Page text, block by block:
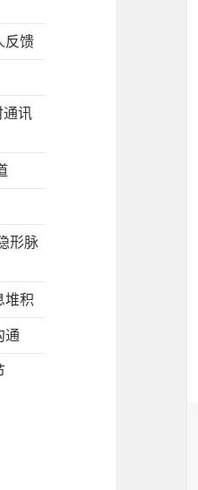
反馈
通讯
形脉
堆积
通